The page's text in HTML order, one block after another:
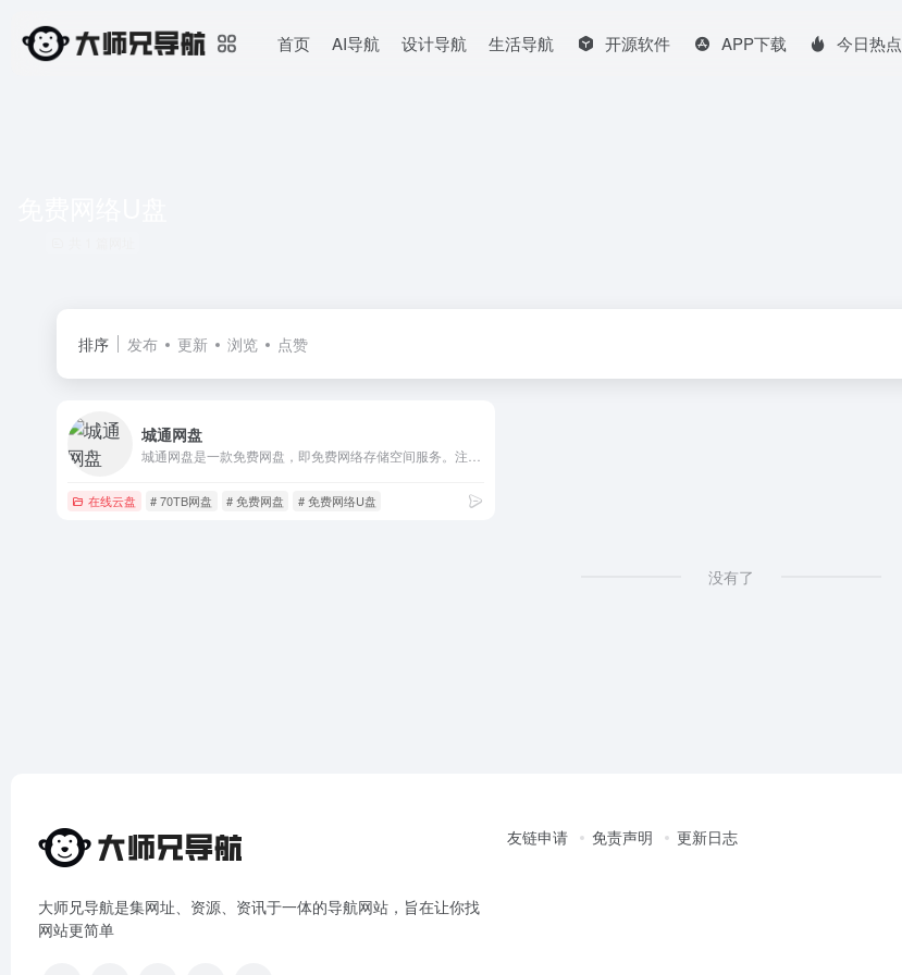
首页 AI导航 设计导航 生活导航 开源软件 APP下载 今日热点
排序 发布 更新 浏览 点赞
城通网盘
在线云盘 # 70TB网盘 # 免费网盘 # 免费网络U盘
没有了
大师兄导航是集网址、资源、资讯于一体的导航网站，旨在让你找
网站更简单
友链申请 免责声明 更新日志